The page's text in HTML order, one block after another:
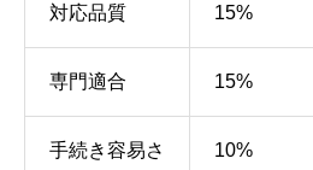
対応品質 15%
専門適合 15%
手続き容易さ 10%